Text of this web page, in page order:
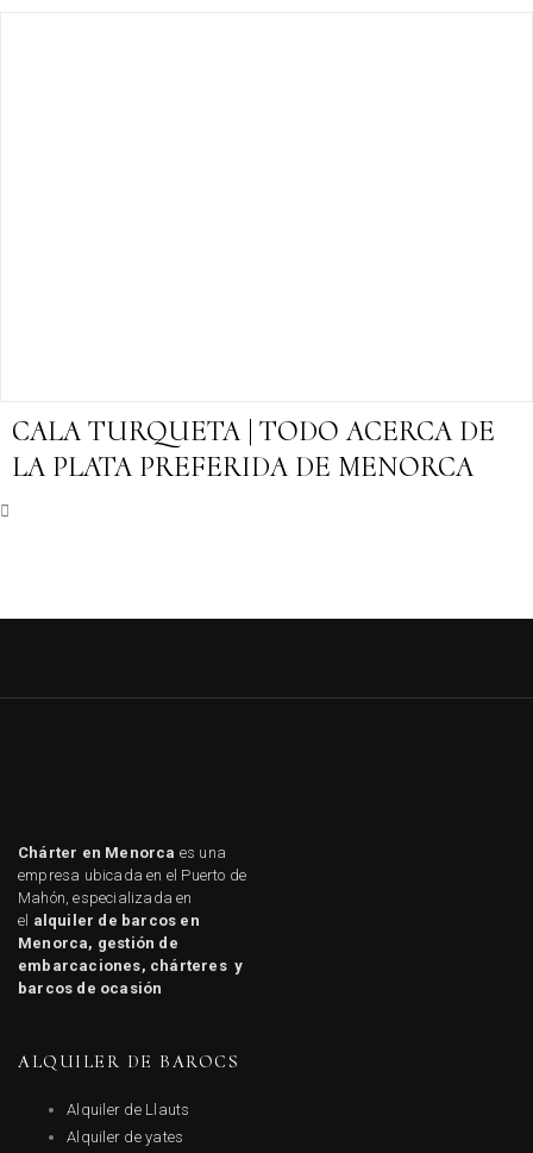
CALA TURQUETA | TODO ACERCA DE
LA PLATA PREFERIDA DE MENORCA
Chárter en Menorca es una
empresa ubicada en el Puerto de
Mahón, especializada en
el alquiler de barcos en
Menorca, gestión de
embarcaciones, chárteres y
barcos de ocasión
ALQUILER DE BAROCS
Alquiler de Llauts
Alquiler de yates